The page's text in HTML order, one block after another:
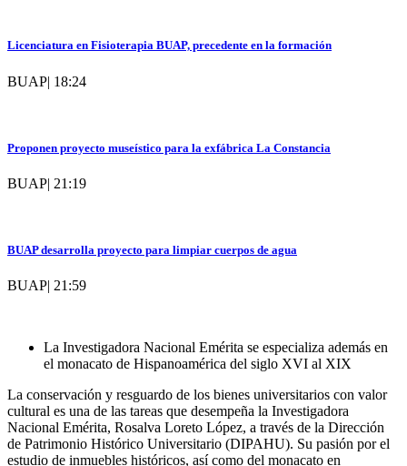
Licenciatura en Fisioterapia BUAP, precedente en la formación
BUAP| 18:24
Proponen proyecto museístico para la exfábrica La Constancia
BUAP| 21:19
BUAP desarrolla proyecto para limpiar cuerpos de agua
BUAP| 21:59
La Investigadora Nacional Emérita se especializa además en
el monacato de Hispanoamérica del siglo XVI al XIX
La conservación y resguardo de los bienes universitarios con valor
cultural es una de las tareas que desempeña la Investigadora
Nacional Emérita, Rosalva Loreto López, a través de la Dirección
de Patrimonio Histórico Universitario (DIPAHU). Su pasión por el
estudio de inmuebles históricos, así como del monacato en